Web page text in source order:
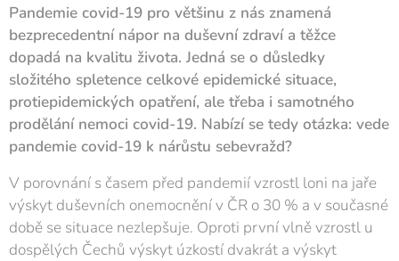
Pandemie covid-19 pro většinu z nás znamená
bezprecedentní nápor na duševní zdraví a těžce
dopadá na kvalitu života. Jedná se o důsledky
složitého spletence celkové epidemické situace,
protiepidemických opatření, ale třeba i samotného
prodělání nemoci covid-19. Nabízí se tedy otázka: vede
pandemie covid-19 k nárůstu sebevražd?
V porovnání s časem před pandemií vzrostl loni na jaře
výskyt duševních onemocnění v ČR o 30 % a v současné
době se situace nezlepšuje. Oproti první vlně vzrostl u
dospělých Čechů výskyt úzkostí dvakrát a výskyt